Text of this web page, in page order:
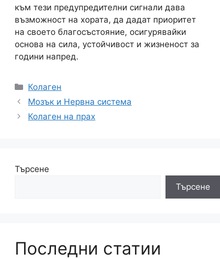
към тези предупредителни сигнали дава
възможност на хората, да дадат приоритет
на своето благосъстояние, осигурявайки
основа на сила, устойчивост и жизненост за
години напред.
Категории
Колаген
Мозък и Нервна система
Колаген на прах
Търсене
Търсене
Последни статии